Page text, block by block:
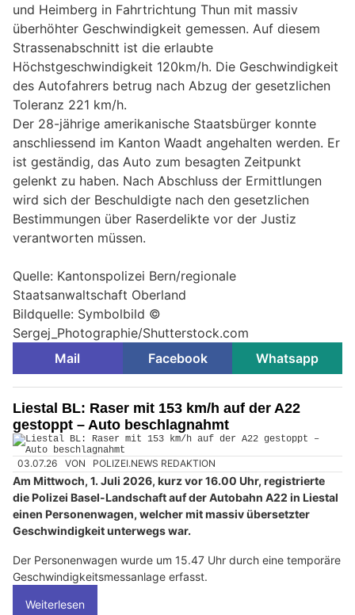
und Heimberg in Fahrtrichtung Thun mit massiv
überhöhter Geschwindigkeit gemessen. Auf diesem
Strassenabschnitt ist die erlaubte
Höchstgeschwindigkeit 120km/h. Die Geschwindigkeit
des Autofahrers betrug nach Abzug der gesetzlichen
Toleranz 221 km/h.
Der 28-jährige amerikanische Staatsbürger konnte
anschliessend im Kanton Waadt angehalten werden. Er
ist geständig, das Auto zum besagten Zeitpunkt
gelenkt zu haben. Nach Abschluss der Ermittlungen
wird sich der Beschuldigte nach den gesetzlichen
Bestimmungen über Raserdelikte vor der Justiz
verantworten müssen.
Quelle: Kantonspolizei Bern/regionale
Staatsanwaltschaft Oberland
Bildquelle: Symbolbild ©
Sergej_Photographie/Shutterstock.com
Mail
Facebook Whatsapp
Liestal BL: Raser mit 153 km/h auf der A22
gestoppt – Auto beschlagnahmt
03.07.26 VON POLIZEI.NEWS REDAKTION
Am Mittwoch, 1. Juli 2026, kurz vor 16.00 Uhr, registrierte
die Polizei Basel-Landschaft auf der Autobahn A22 in Liestal
einen Personenwagen, welcher mit massiv übersetzter
Geschwindigkeit unterwegs war.
Der Personenwagen wurde um 15.47 Uhr durch eine temporäre
Geschwindigkeitsmessanlage erfasst.
Weiterlesen